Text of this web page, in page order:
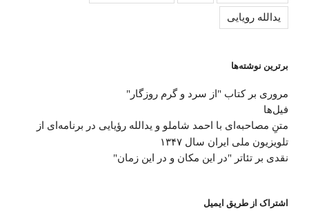
یدالله رویایی
برترین نوشته‌ها
مروری بر کتاب "از سرد و گرم روزگار"
فیل‌ها
متنِ‌ مصاحبه‌ای با احمد شاملو و یدالله رؤیایی در برنامه‌ای از
تلویزیون ملی ایران سال ۱۳۴۷
نقدی بر تئاتر "در این مکان و در این زمان"
اشتراک از طریق ایمیل